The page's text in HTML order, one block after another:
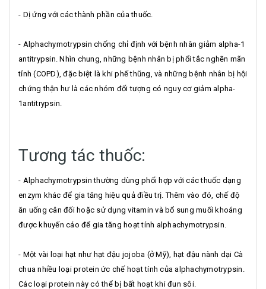
- Dị ứng với các thành phần của thuốc.
- Alphachymotrypsin chống chỉ định với bệnh nhân giảm alpha-1
antitrypsin. Nhìn chung, những bệnh nhân bị phổi tắc nghẽn mãn
tỉnh (COPD), đặc biệt là khi phế thũng, và những bệnh nhân bị hội
chứng thận hư là các nhóm đối tượng có nguy cơ giảm alpha-
1antitrypsin.
Tương tác thuốc:
- Alphachymotrypsin thường dùng phối hợp với các thuốc dạng
enzym khác để gia tăng hiệu quả điều trị. Thêm vào đó, chế độ
ăn uống cân đối hoặc sử dụng vitamin và bổ sung muối khoáng
được khuyến cáo để gia tăng hoạt tính alphachymotrypsin.
- Một vài loại hạt như hạt đậu jojoba (ở Mỹ), hạt đậu nành dại Cà
chua nhiều loại protein ức chế hoạt tính của alphachymotrypsin.
Các loại protein này có thể bị bất hoạt khi đun sôi.